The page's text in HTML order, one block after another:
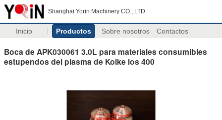
Shanghai Yorin Machinery CO., LTD.
Inicio Productos Sobre nosotros Contactos
Boca de APK030061 3.0L para materiales consumibles
estupendos del plasma de Koike los 400